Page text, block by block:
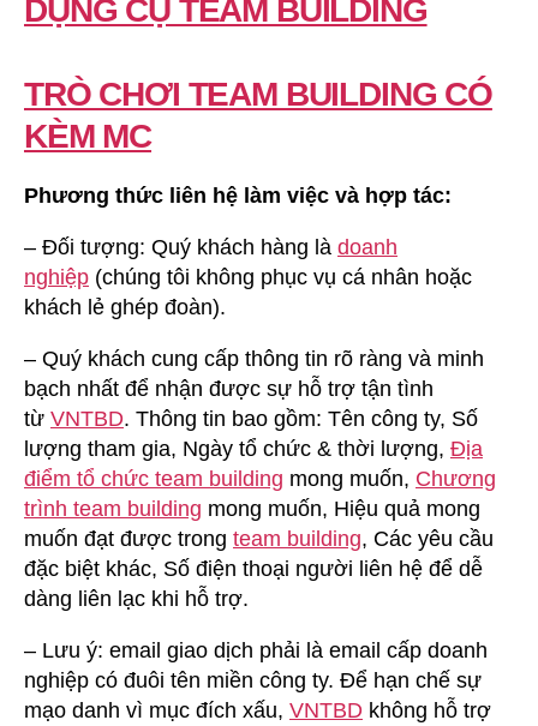
DỤNG CỤ TEAM BUILDING
TRÒ CHƠI TEAM BUILDING CÓ
KÈM MC
Phương thức liên hệ làm việc và hợp tác:
– Đối tượng: Quý khách hàng là doanh
nghiệp (chúng tôi không phục vụ cá nhân hoặc
khách lẻ ghép đoàn).
– Quý khách cung cấp thông tin rõ ràng và minh
bạch nhất để nhận được sự hỗ trợ tận tình
từ VNTBD. Thông tin bao gồm: Tên công ty, Số
lượng tham gia, Ngày tổ chức & thời lượng, Địa
điểm tổ chức team building mong muốn, Chương
trình team building mong muốn, Hiệu quả mong
muốn đạt được trong team building, Các yêu cầu
đặc biệt khác, Số điện thoại người liên hệ để dễ
dàng liên lạc khi hỗ trợ.
– Lưu ý: email giao dịch phải là email cấp doanh
nghiệp có đuôi tên miền công ty. Để hạn chế sự
mạo danh vì mục đích xấu, VNTBD không hỗ trợ